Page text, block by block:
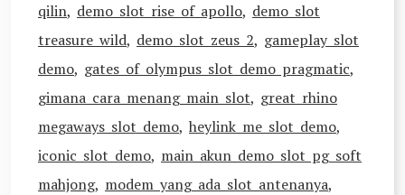
qilin, demo slot rise of apollo, demo slot
treasure wild, demo slot zeus 2, gameplay slot
demo, gates of olympus slot demo pragmatic,
gimana cara menang main slot, great rhino
megaways slot demo, heylink me slot demo,
iconic slot demo, main akun demo slot pg soft
mahjong, modem yang ada slot antenanya,